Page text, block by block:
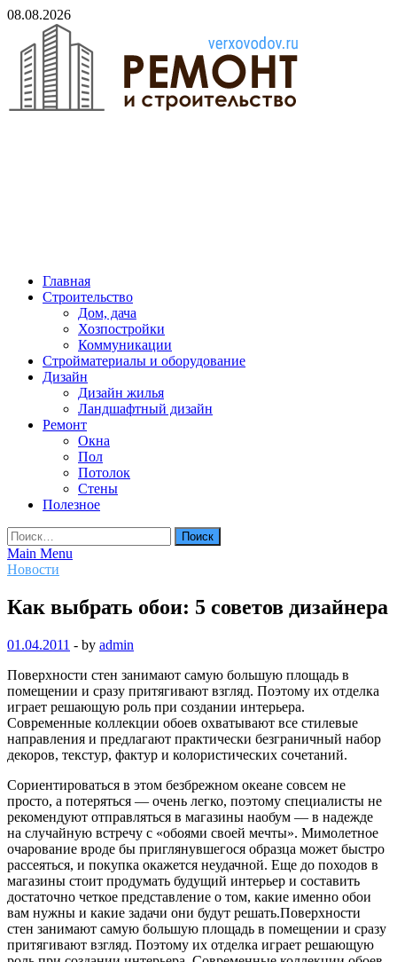
Skip
content
08.08.2026
Главная
Строительство
Дом, дача
Хозпостройки
Коммуникации
Стройматериалы и оборудование
Дизайн
Дизайн жилья
Ландшафтный дизайн
Ремонт
Окна
Пол
Потолок
Стены
Полезное
Найти:
Main Menu
Новости
Как выбрать обои: 5 советов дизайнера
01.04.2011 - by admin
Поверхности стен занимают самую большую площадь в
помещении и сразу притягивают взгляд. Поэтому их отделка
играет решающую роль при создании интерьера.
Современные коллекции обоев охватывают все стилевые
направления и предлагают практически безграничный набор
декоров, текстур, фактур и колористических сочетаний.
Сориентироваться в этом безбрежном океане совсем не
просто, а потеряться — очень легко, поэтому специалисты не
рекомендуют отправляться в магазины наобум — в надежде
на случайную встречу с «обоями своей мечты». Мимолетное
очарование вроде бы приглянувшегося образца может быстро
рассеяться, и покупка окажется неудачной. Еще до походов в
магазины стоит продумать будущий интерьер и составить
достаточно четкое представление о том, какие именно обои
вам нужны и какие задачи они будут решать.Поверхности
стен занимают самую большую площадь в помещении и сразу
притягивают взгляд. Поэтому их отделка играет решающую